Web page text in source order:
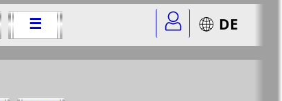
☰ DE
г.